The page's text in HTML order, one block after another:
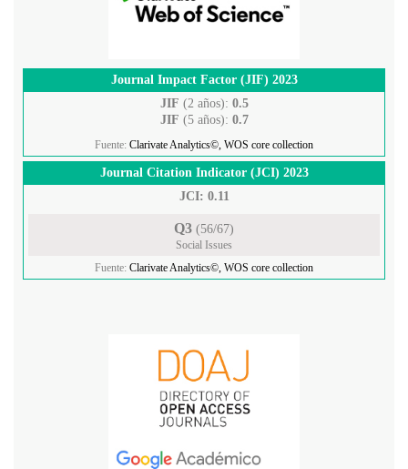
Journal Impact Factor (JIF) 2023
JIF (2 años): 0.5
JIF (5 años): 0.7
Fuente: Clarivate Analytics©, WOS core collection
Journal Citation Indicator (JCI) 2023
JCI: 0.11
Q3 (56/67)
Social Issues
Fuente: Clarivate Analytics©, WOS core collection